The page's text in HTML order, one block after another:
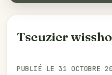
Tseuzier
PUBLIÉ LE 31 OCTOBRE